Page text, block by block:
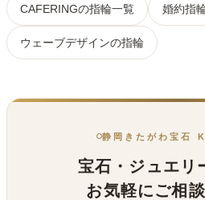
CAFERINGの指輪一覧 婚約指
ウェーブデザインの指輪
静岡きたがわ宝石
宝石・ジュエリ
お気軽にご相